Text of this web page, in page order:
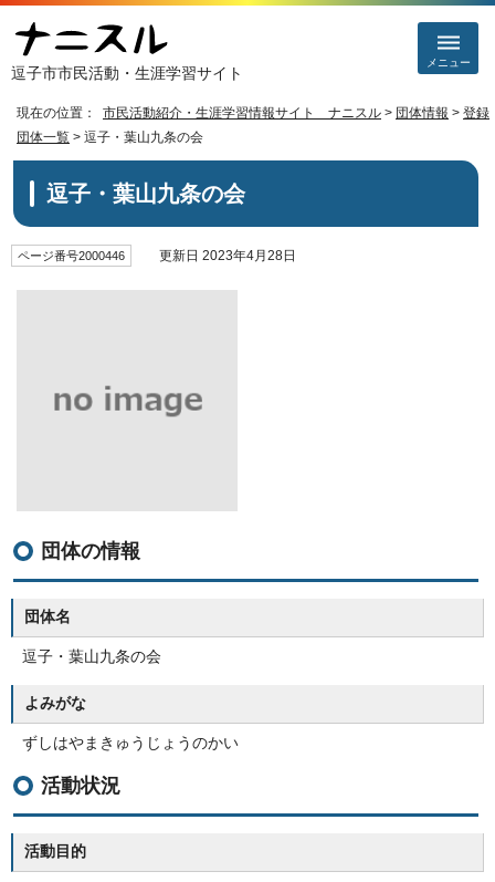
逗子市市民活動・生涯学習サイト
メニュー
現在の位置： 市民活動紹介・生涯学習情報サイト ナニスル > 団体情報 > 登録
団体一覧 > 逗子・葉山九条の会
逗子・葉山九条の会
ページ番号2000446 更新日 2023年4月28日
団体の情報
団体名
逗子・葉山九条の会
よみがな
ずしはやまきゅうじょうのかい
活動状況
活動目的